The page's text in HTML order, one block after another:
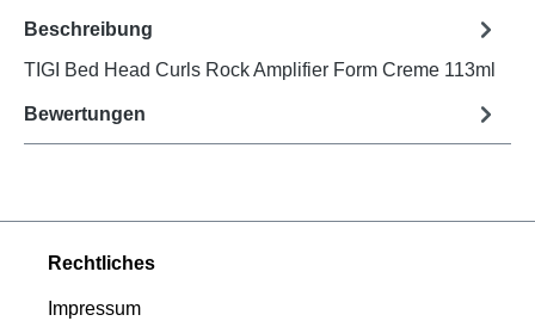
Beschreibung
TIGI Bed Head Curls Rock Amplifier Form Creme 113ml
Bewertungen
Rechtliches
Impressum